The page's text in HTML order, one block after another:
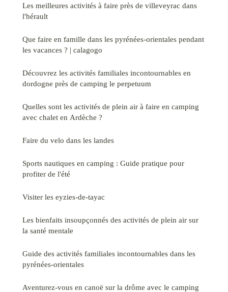
Les meilleures activités à faire près de villeveyrac dans
l'hérault
Que faire en famille dans les pyrénées-orientales pendant
les vacances ? | calagogo
Découvrez les activités familiales incontournables en
dordogne près de camping le perpetuum
Quelles sont les activités de plein air à faire en camping
avec chalet en Ardèche ?
Faire du velo dans les landes
Sports nautiques en camping : Guide pratique pour
profiter de l'été
Visiter les eyzies-de-tayac
Les bienfaits insoupçonnés des activités de plein air sur
la santé mentale
Guide des activités familiales incontournables dans les
pyrénées-orientales
Aventurez-vous en canoë sur la drôme avec le camping